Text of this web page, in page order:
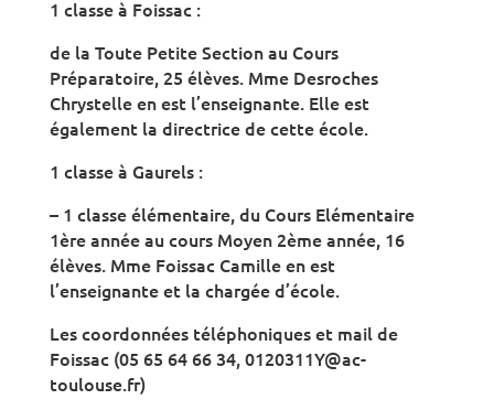
1 classe à Foissac :
de la Toute Petite Section au Cours
Préparatoire, 25 élèves. Mme Desroches
Chrystelle en est l’enseignante. Elle est
également la directrice de cette école.
1 classe à Gaurels :
– 1 classe élémentaire, du Cours Elémentaire
1ère année au cours Moyen 2ème année, 16
élèves. Mme Foissac Camille en est
l’enseignante et la chargée d’école.
Les coordonnées téléphoniques et mail de
Foissac (05 65 64 66 34, 0120311Y@ac-
toulouse.fr)